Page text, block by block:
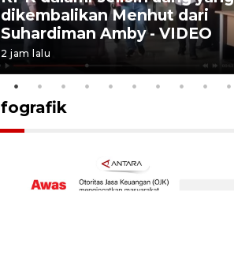
dikembalikan Menhut dari
Suhardiman Amby - VIDEO
2 jam lalu